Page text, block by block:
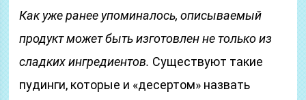
Как уже ранее упоминалось, описываемый
продукт может быть изготовлен не только из
сладких ингредиентов. Существуют такие
пудинги, которые и «десертом» назвать